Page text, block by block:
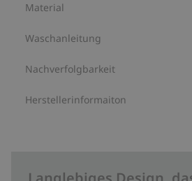
Aus 100 % Biobaumwolle.
Bio-Baumwolle –GOTS
Material
Waschanleitung
Nachverfolgbarkeit
Herstellerinformaiton